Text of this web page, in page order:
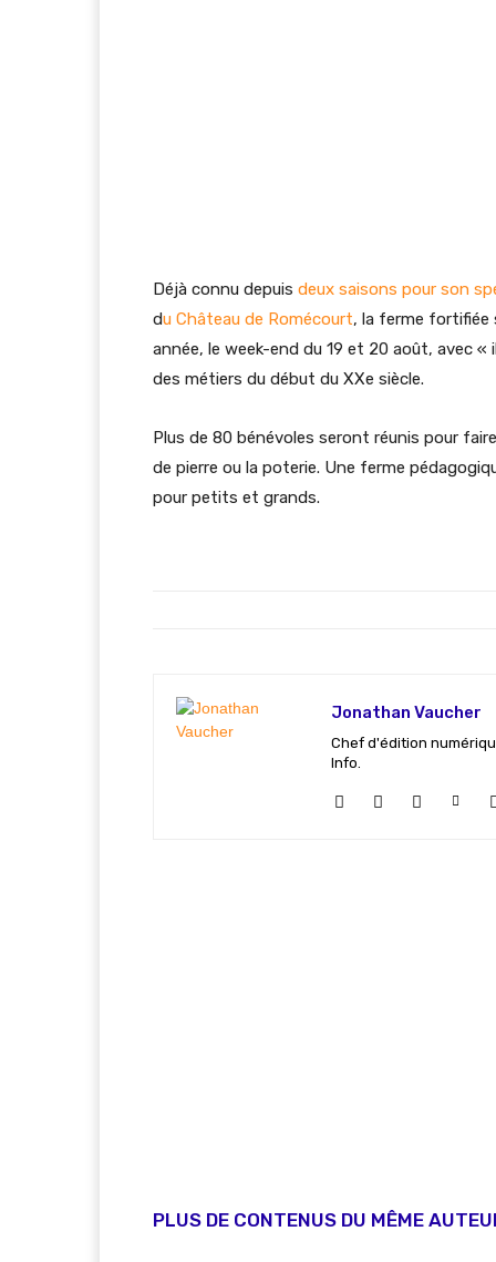
Déjà connu depuis deux saisons pour son
du Château de Romécourt, la ferme fortifiée
année, le week-end du 19 et 20 août, avec
des métiers du début du XXe siècle.
Plus de 80 bénévoles seront réunis pour
de pierre ou la poterie. Une ferme
pour petits et grands.
Jonathan Vaucher
Chef d'édition
Info.
PLUS DE CONTENUS DU MÊME